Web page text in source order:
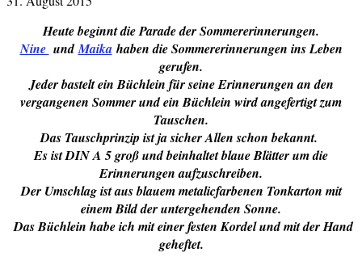
Heute beginnt die Parade der Sommererinnerungen.
Nine undMaikahaben die Sommererinnerungen ins Leben
gerufen.
Jeder bastelt ein Büchlein für seine Erinnerungen an den
vergangenen Sommer und ein Büchlein wird angefertigt zum
Tauschen.
Das Tauschprinzip ist ja sicher Allen schon bekannt.
Es ist DIN A 5 groß und beinhaltet blaue Blätter um die
Erinnerungen aufzuschreiben.
Der Umschlag ist aus blauem metalicfarbenen Tonkarton mit
einem Bild der untergehenden Sonne.
Das Büchlein habe ich mit einer festen Kordel und mit der Hand
geheftet.